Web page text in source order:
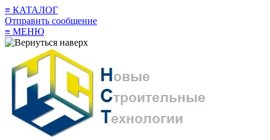
≡ КАТАЛОГ
Отправить сообщение
≡ МЕНЮ